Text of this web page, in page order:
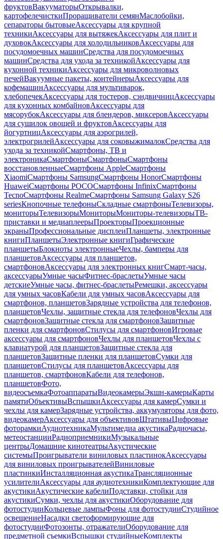
фруктовВакууматорыОткрывалки,
картофелечисткиПроращиватели семянМаслобойки,
сепараторы бытовыеАксессуары для крупной
техникиАксессуары для вытяжекАксессуары для плит и
духовокАксессуары для холодильниковАксессуары для
посудомоечных машинСредства для посудомоечных
машинСредства для ухода за техникойАксессуары для
кухонной техникиАксессуары для микроволновых
печейВакуумные пакеты, контейнерыАксессуары для
кофемашинАксессуары для мультиварок,
хлебопечекАксессуары для тостеров, сэндвичницАксессуары
для кухонных комбайновАксессуары для
мясорубокАксессуары для блендеров, миксеровАксессуары
для сушилок овощей и фруктовАксессуары для
йогуртницАксессуары для аэрогрилей,
электрогрилейАксессуары для соковыжималокСредства для
ухода за техникойСмартфоны, ТВ и
электроникаСмартфоныСмартфоныСмартфоны
восстановленныеСмартфоны AppleСмартфоны
XiaomiСмартфоны SamsungСмартфоны HonorСмартфоны
HuaweiСмартфоны POCOСмартфоны InfinixСмартфоны
TecnoСмартфоны RealmeСмартфоны Samsung Galaxy S26
seriesКнопочные телефоныСкладные смартфоныТелевизоры,
мониторыТелевизорыМониторыМониторы-телевизорыТВ-
приставки и медиаплеерыПроекторыПроекционные
экраныПрофессиональные дисплеиПланшеты, электронные
книгиПланшетыЭлектронные книгиГрафические
планшетыБлокноты электронныеЧехлы, бамперы для
планшетовАксессуары для планшетов,
смартфоновАксессуары для электронных книгСмарт-часы,
аксессуарыУмные часыФитнес-браслетыУмные часы
детскиеУмные часы, фитнес-браслетыРемешки, аксессуары
для умных часовКабели для умных часовАксессуары для
смартфонов, планшетовЗарядные устройства для телефонов,
планшетовЧехлы, защитные стекла для телефоновЧехлы для
смартфоновЗащитные стекла для смартфоновЗащитные
пленки для смартфоновСтилусы для смартфоновИгровые
аксессуары для смартфоновЧехлы для планшетовЧехлы с
клавиатурой для планшетовЗащитные стекла для
планшетовЗащитные пленки для планшетовСумки для
планшетовСтилусы для планшетовАксессуары для
планшетов, смартфоновКабели для телефонов,
планшетовФото,
видеосъемкаФотоаппаратыВидеокамерыЭкшн-камерыКарты
памятиОбъективыВспышкиАксессуары для камерСумки и
чехлы для камерЗарядные устройства, аккумуляторы для фото,
видеокамерАксессуары для объективовШтативыЦифровые
фоторамкиАудиотехникаМультимедиа акустикаРадиочасы,
метеостанцииРадиоприемникиМузыкальные
центрыДомашние кинотеатрыАкустические
системыПроигрыватели виниловых пластинокАксессуары
для виниловых проигрывателейВиниловые
пластинкиИнсталляционная акустикаТрансляционные
усилителиАксессуары для аудиотехникиКомплектующие для
акустикиАкустические кабелиПодставки, стойки для
акустикиСумки, чехлы для акустикиОборудование для
фотостудииКольцевые лампыФоны для фотостудииСтудийное
освещениеНасадки светоформирующие для
фотостудииФотозонты, отражателиОборудование для
предметной съемкиВспышки студийныеКомплекты